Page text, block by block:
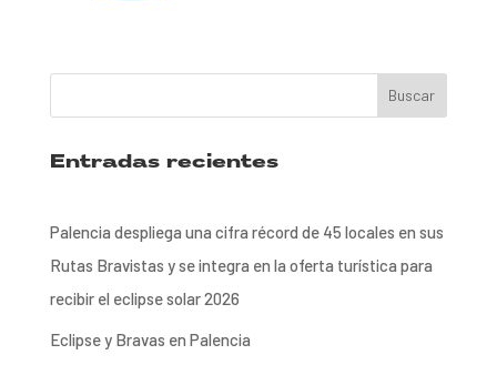
Entradas recientes
Palencia despliega una cifra récord de 45 locales en sus
Rutas Bravistas y se integra en la oferta turística para
recibir el eclipse solar 2026
Eclipse y Bravas en Palencia